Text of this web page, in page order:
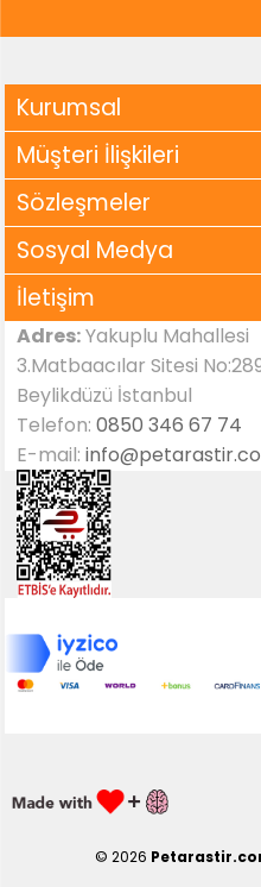
Kurumsal
Müşteri İlişkileri
Sözleşmeler
Sosyal Medya
İletişim
Adres:Yakuplu Mahallesi
3.Matbaacılar Sitesi
Beylikdüzü İstanbul
Telefon:0850 346 67 74
E-mail:
© 2026